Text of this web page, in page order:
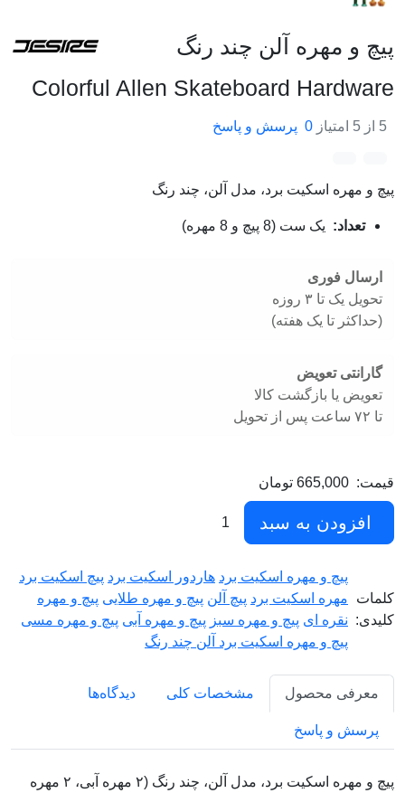
پیچ و مهره آلن چند رنگ
Colorful Allen Skateboard Hardware
5 از 5 امتیاز 0 پرسش و پاسخ
پیچ و مهره اسکیت برد، مدل آلن، چند رنگ
تعداد: یک ست (8 پیچ و 8 مهره)
ارسال فوری
تحویل یک تا ۳ روزه
(حداکثر تا یک هفته)
گارانتی تعویض
تعویض یا بازگشت کالا
تا ۷۲ ساعت پس از تحویل
قیمت: 665,000 تومان
افزودن به سبد 1
کلمات
کلیدی:
پیچ و مهره اسکیت برد هاردور اسکیت برد پیچ اسکیت برد
مهره اسکیت برد پیچ آلن پیچ و مهره طلایی پیچ و مهره
نقره ای پیچ و مهره سبز پیچ و مهره آبی پیچ و مهره مسی
پیچ و مهره اسکیت برد آلن چند رنگ
معرفی محصول مشخصات کلی دیدگاه‌ها
پرسش و پاسخ
پیچ و مهره اسکیت برد، مدل آلن، چند رنگ (۲ مهره آبی، ۲ مهره